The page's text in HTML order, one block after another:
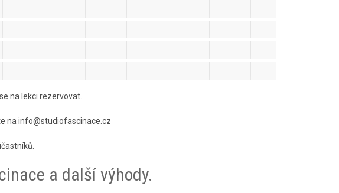
na lekci rezervovat.
na info@studiofascinace.cz
a další výhody.